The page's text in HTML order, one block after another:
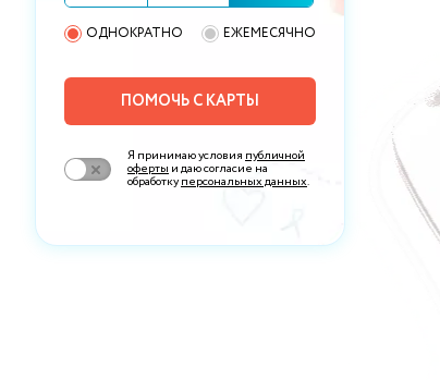
ОДНОКРАТНО ЕЖЕМЕСЯЧНО
ПОМОЧЬ С КАРТЫ
Я принимаю условия публичной
оферты и даю согласие на
обработкуперсональных данных.